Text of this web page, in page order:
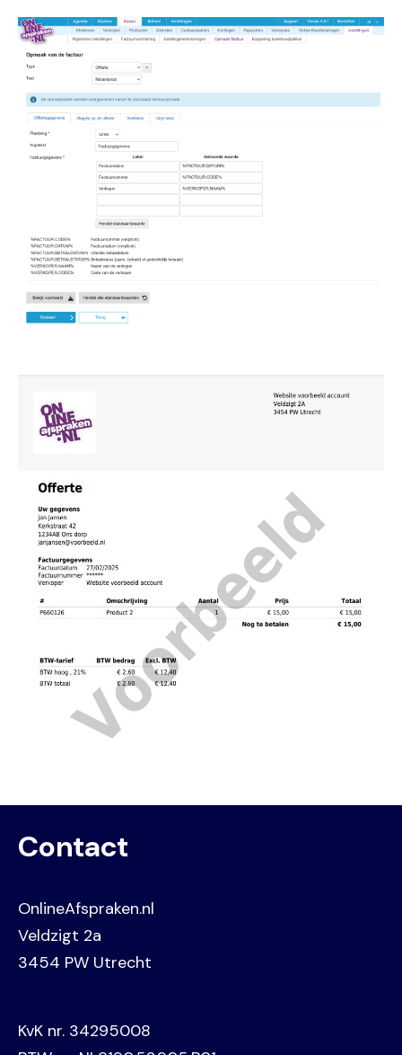
Image
Contact
OnlineAfspraken.nl
Veldzigt 2a
3454 PW Utrecht
KvK nr. 34295008